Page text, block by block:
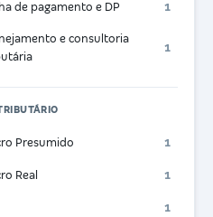
de pagamento e DP 1
e consultoria
1
Presumido 1
Real 1
1